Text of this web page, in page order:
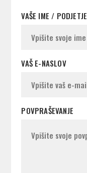
VAŠE IME / PODJETJE
VAŠ E-NASLOV
POVPRAŠEVANJE